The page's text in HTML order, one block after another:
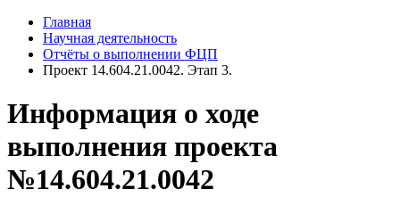
Главная
Научная деятельность
Отчёты о выполнении ФЦП
Проект 14.604.21.0042. Этап 3.
Информация о ходе
выполнения проекта
№14.604.21.0042